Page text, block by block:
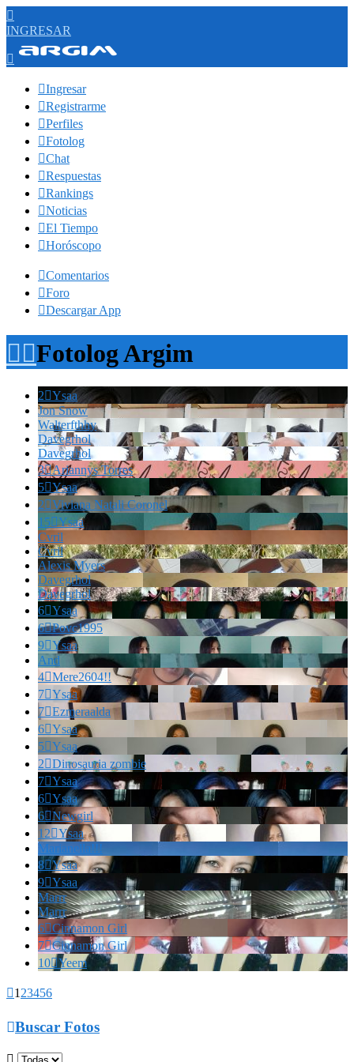

INGRESAR

Ingresar
Registrarme
Perfiles
Fotolog
Chat
Respuestas
Rankings
Noticias
El Tiempo
Horóscopo
Comentarios
Foro
Descargar App
Fotolog Argim
2Ysaa
Jon Snow
Walterfthhy
Davegrhol
Davegrhol
3Ariannys Torres
5Ysaa
2Viviana Natali Coronel
15Ysaa
Cvril
Cvril
Alexis Myers
Davegrhol
Davegrhol
6Ysaa
6Povc1995
9Ysaa
And
4Mere2604!!
7Ysaa
7Ezmeraalda
6Ysaa
5Ysaa
2Dinosauria zombie
7Ysaa
6Ysaa
6Newgirl
12Ysaa
Marianella!!!
8Ysaa
9Ysaa
Marrr
Marrr
6Cinnamon Girl
7Cinnamon Girl
10Yeem
1 23456
Buscar Fotos